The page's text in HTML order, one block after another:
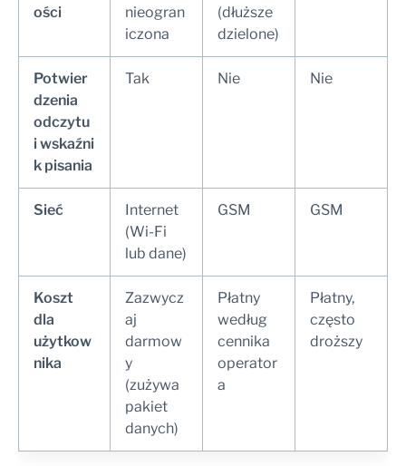
ości
nieogran
iczona
(dłuższe
dzielone)
Potwier
dzenia
odczytu
i wskaźni
k pisania
Tak Nie Nie
Sieć
Internet
(Wi-Fi
lub dane)
GSM GSM
Koszt
dla
użytkow
nika
Zazwycz
aj
darmow
y
(zużywa
pakiet
danych)
Płatny
według
cennika
operator
a
Płatny,
często
droższy